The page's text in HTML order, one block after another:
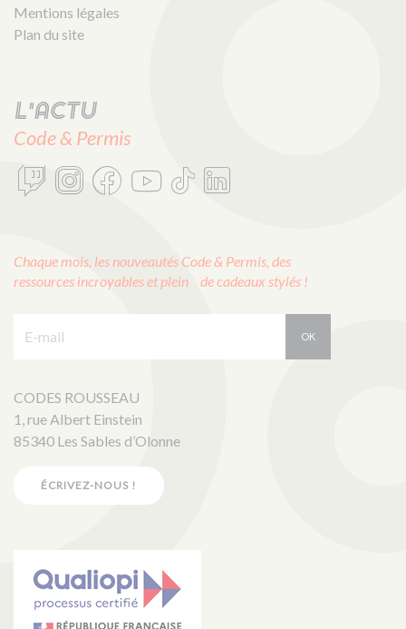
Mentions légales
Plan du site
L'actu
Code & Permis
Chaque mois, les nouveautés Code & Permis, des
ressources incroyables et plein de cadeaux stylés !
OK
CODES ROUSSEAU
1, rue Albert Einstein
85340 Les Sables d’Olonne
ÉCRIVEZ-NOUS !